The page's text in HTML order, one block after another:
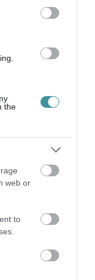
the
web or
to
kövessen
Hírek oldalán!
KILENCÓRÁS
Környék ügye